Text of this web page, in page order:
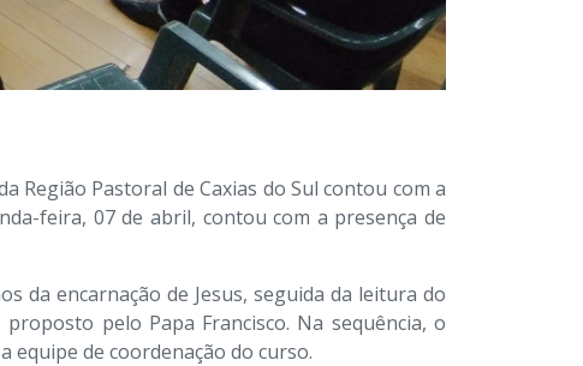
Região Pastoral de Caxias do Sul contou com a
feira, 07 de abril, contou com a presença de
da encarnação de Jesus, seguida da leitura do
pelo Papa Francisco. Na sequência, o
equipe de coordenação do curso.